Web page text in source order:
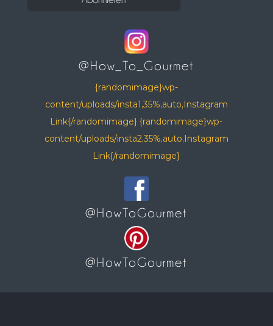
@How_To_Gourmet
{randomimage}wp-
content/uploads/insta1,35%,auto,Instagram
Link{/randomimage} {randomimage}wp-
content/uploads/insta2,35%,auto,Instagram
Link{/randomimage}
@HowToGourmet
@HowToGourmet